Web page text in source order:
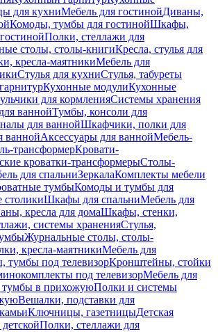
для кухниМебель для гостинойДиваны,
Комоды, тумбы для гостинойШкафы,
Полки, стеллажи для
столы, столы-книгиКресла, стулья для
кресла-маятникиМебель для
Стулья для кухниСтулья, табуреты
Кухонные модулиКухонные
для кормленияСистемы хранения
ваннойТумбы, консоли для
для ваннойШкафчики, полки для
ваннойАксессуары для ваннойМебель-
трансформерКровати-
кроватки-трансформерыСтолы-
для спальниЗеркалаКомплекты мебели
тумбыКомоды и тумбы для
столикиШкафы для спальниМебель для
кресла для домаШкафы, стенки,
системы храненияСтулья,
Журнальные столы, столы-
кресла-маятникиМебель для
тумбы под телевизорКронштейны, стойки
под телевизорМебель для
в прихожуюПолки и системы
Вешалки, подставки для
Ключницы, газетницыДетская
Полки, стеллажи для